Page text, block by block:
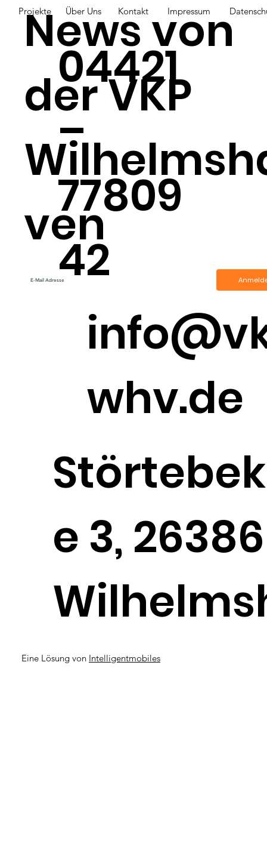
News von
der VKP
ven
Eine Lösung von Intelligentmobiles
Projekte Über Uns Kontakt Impressum
04421
–
77809
42
whv.de
e 3, 26386